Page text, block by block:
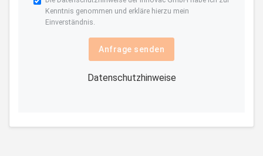
Kenntnis genommen und erkläre hierzu mein
Einverständnis.
Anfrage senden
Datenschutzhinweise